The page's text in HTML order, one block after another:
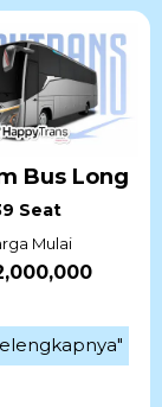
Bus Long
Seat
Mulai